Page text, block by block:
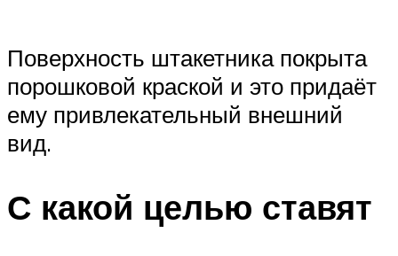
Поверхность штакетника покрыта
порошковой краской и это придаёт
ему привлекательный внешний
вид.
С какой целью ставят